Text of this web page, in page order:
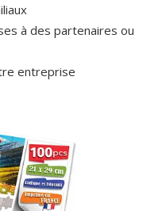
à des partenaires ou
entreprise